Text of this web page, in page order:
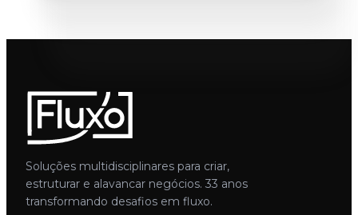
Soluções multidisciplinares para criar,
estruturar e alavancar negócios. 33 anos
transformando desafios em fluxo.